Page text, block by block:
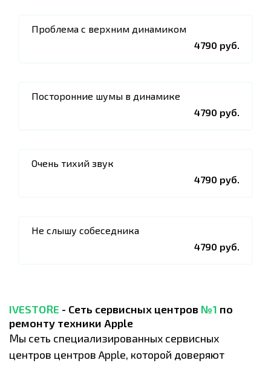
Проблема с верхним динамиком
4790 руб.
Посторонние шумы в динамике
4790 руб.
Очень тихий звук
4790 руб.
Не слышу собеседника
4790 руб.
IVESTORE - Сеть сервисных центров №1 по
ремонту техники Apple
Мы сеть специализированных сервисных
центров центров Apple, которой доверяют